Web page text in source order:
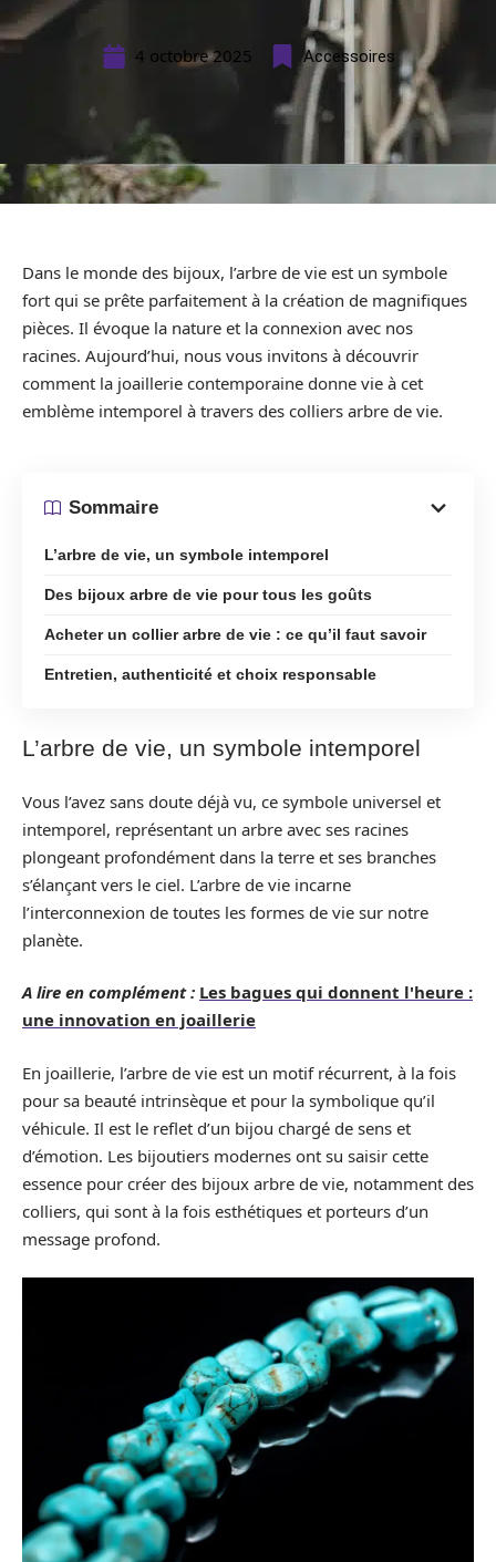
4 octobre 2025 Accessoires
Dans le monde des bijoux, l’arbre de vie est un symbole
fort qui se prête parfaitement à la création de magnifiques
pièces. Il évoque la nature et la connexion avec nos
racines. Aujourd’hui, nous vous invitons à découvrir
comment la joaillerie contemporaine donne vie à cet
emblème intemporel à travers des colliers arbre de vie.
Sommaire
L’arbre de vie, un symbole intemporel
Des bijoux arbre de vie pour tous les goûts
Acheter un collier arbre de vie : ce qu’il faut savoir
Entretien, authenticité et choix responsable
L’arbre de vie, un symbole intemporel
Vous l’avez sans doute déjà vu, ce symbole universel et
intemporel, représentant un arbre avec ses racines
plongeant profondément dans la terre et ses branches
s’élançant vers le ciel. L’arbre de vie incarne
l’interconnexion de toutes les formes de vie sur notre
planète.
A lire en complément : Les bagues qui donnent l'heure :
une innovation en joaillerie
En joaillerie, l’arbre de vie est un motif récurrent, à la fois
pour sa beauté intrinsèque et pour la symbolique qu’il
véhicule. Il est le reflet d’un bijou chargé de sens et
d’émotion. Les bijoutiers modernes ont su saisir cette
essence pour créer des bijoux arbre de vie, notamment des
colliers, qui sont à la fois esthétiques et porteurs d’un
message profond.